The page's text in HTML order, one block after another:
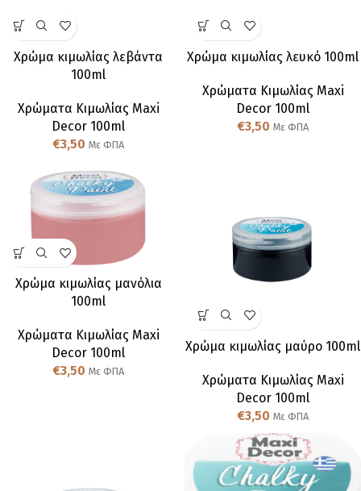
Χρώμα κιμωλίας λεβάντα
100ml
Χρώματα Κιμωλίας Maxi
Decor 100ml
€3,50 Με ΦΠΑ
Χρώμα κιμωλίας λευκό 100ml
Χρώματα Κιμωλίας Maxi
Decor 100ml
€3,50 Με ΦΠΑ
Χρώμα κιμωλίας μανόλια
100ml
Χρώματα Κιμωλίας Maxi
Decor 100ml
€3,50 Με ΦΠΑ
Χρώμα κιμωλίας μαύρο 100ml
Χρώματα Κιμωλίας Maxi
Decor 100ml
€3,50 Με ΦΠΑ